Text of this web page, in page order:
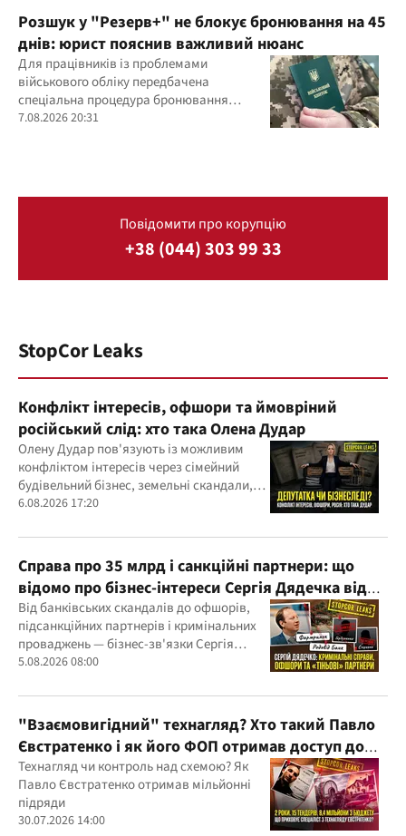
Розшук у "Резерв+" не блокує бронювання на 45
днів: юрист пояснив важливий нюанс
Для працівників із проблемами
військового обліку передбачена
спеціальна процедура бронювання
строком до 45 днів
7.08.2026 20:31
Повідомити про корупцію
+38 (044) 303 99 33
StopCor Leaks
Конфлікт інтересів, офшори та ймовріний
російський слід: хто така Олена Дудар
Олену Дудар пов'язують із можливим
конфліктом інтересів через сімейний
будівельний бізнес, земельні скандали,
судові справи
6.08.2026 17:20
Справа про 35 млрд і санкційні партнери: що
відомо про бізнес-інтереси Сергія Дядечка від
"Родовід Банку" до "ФАРМАСЕЛ"
Від банківських скандалів до офшорів,
підсанкційних партнерів і кримінальних
проваджень — бізнес-зв'язки Сергія
Дядечка й досі простягаються через
5.08.2026 08:00
"Взаємовигідний" технагляд? Хто такий Павло
Євстратенко і як його ФОП отримав доступ до
бюджетних мільйонів?
Технагляд чи контроль над схемою? Як
Павло Євстратенко отримав мільйонні
підряди
30.07.2026 14:00